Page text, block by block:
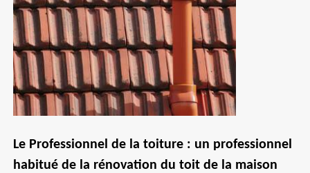
Le Professionnel de la toiture : un professionnel
habitué de la rénovation du toit de la maison